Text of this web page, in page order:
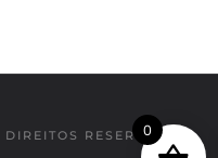
RESERVADOS.
0